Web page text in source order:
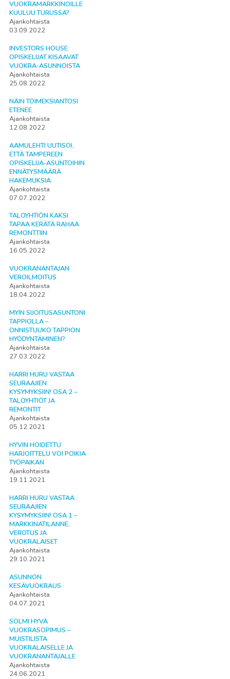
VUOKRAMARKKINOILLE
KUULUU TURUSSA?
Ajankohtaista
03.09.2022
INVESTORS HOUSE:
OPISKELIJAT KISAAVAT
VUOKRA-ASUNNOISTA
Ajankohtaista
25.08.2022
NÄIN TOIMEKSIANTOSI
ETENEE
Ajankohtaista
12.08.2022
AAMULEHTI UUTISOI,
ETTÄ TAMPEREEN
OPISKELIJA-ASUNTOIHIN
ENNÄTYSMÄÄRÄ
HAKEMUKSIA
Ajankohtaista
07.07.2022
TALOYHTIÖN KAKSI
TAPAA KERÄTÄ RAHAA
REMONTTIIN
Ajankohtaista
16.05.2022
VUOKRANANTAJAN
VEROILMOITUS
Ajankohtaista
18.04.2022
MYIN SIJOITUSASUNTONI
TAPPIOLLA –
ONNISTUUKO TAPPION
HYÖDYNTÄMINEN?
Ajankohtaista
27.03.2022
HARRI HURU VASTAA
SEURAAJIEN
KYSYMYKSIIN! OSA 2 –
TALOYHTIÖT JA
REMONTIT
Ajankohtaista
05.12.2021
HYVIN HOIDETTU
HARJOITTELU VOI POIKIA
TYÖPAIKAN
Ajankohtaista
19.11.2021
HARRI HURU VASTAA
SEURAAJIEN
KYSYMYKSIIN! OSA 1 –
MARKKINATILANNE,
VEROTUS JA
VUOKRALAISET
Ajankohtaista
29.10.2021
ASUNNON
KESÄVUOKRAUS
Ajankohtaista
04.07.2021
SOLMI HYVÄ
VUOKRASOPIMUS –
MUISTILISTA
VUOKRALAISELLE JA
VUOKRANANTAJALLE
Ajankohtaista
24.06.2021